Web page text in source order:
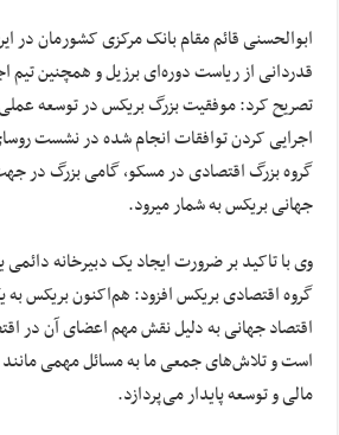
ابوالحسنی قائم مقام بانک مرکزی کشورمان در
قدردانی از ریاست دوره‌ای برزیل و همچنین تیم
تصریح کرد: موفقیت بزرگ بریکس در توسعه
اجرایی کردن توافقات انجام شده در نشست
گروه بزرگ اقتصادی در مسکو، گامی بزرگ در جهت
جهانی بریکس به شمار میرود.
وی با تاکید بر ضرورت ایجاد یک دبیرخانه دائمی
گروه اقتصادی بریکس افزود: هم‌اکنون بریکس
اقتصاد جهانی به دلیل نقش مهم اعضای آن در
است و تلاش‌های جمعی ما به مسائل مهمی
مالی و توسعه پایدار می‌پردازد.